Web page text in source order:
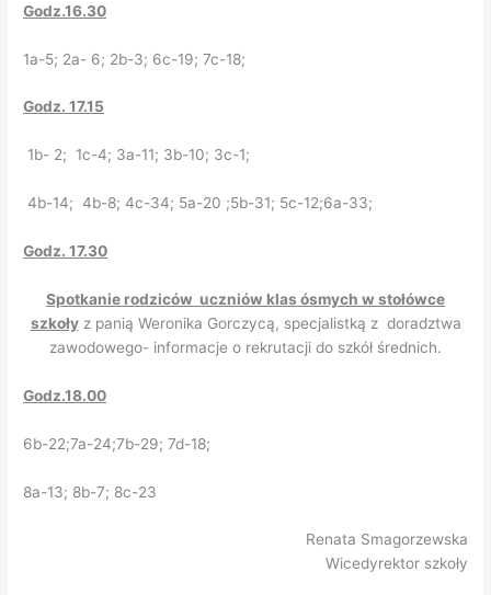
Godz.16.30
1a-5; 2a- 6; 2b-3; 6c-19; 7c-18;
Godz. 17.15
1b- 2; 1c-4; 3a-11; 3b-10; 3c-1;
4b-14; 4b-8; 4c-34; 5a-20 ;5b-31; 5c-12;6a-33;
Godz. 17.30
Spotkanie rodziców uczniów klas ósmych w stołówce
szkołyz panią Weronika Gorczycą, specjalistką z doradztwa
zawodowego- informacje o rekrutacji do szkół średnich.
Godz.18.00
6b-22;7a-24;7b-29; 7d-18;
8a-13; 8b-7; 8c-23
Renata Smagorzewska
Wicedyrektor szkoły